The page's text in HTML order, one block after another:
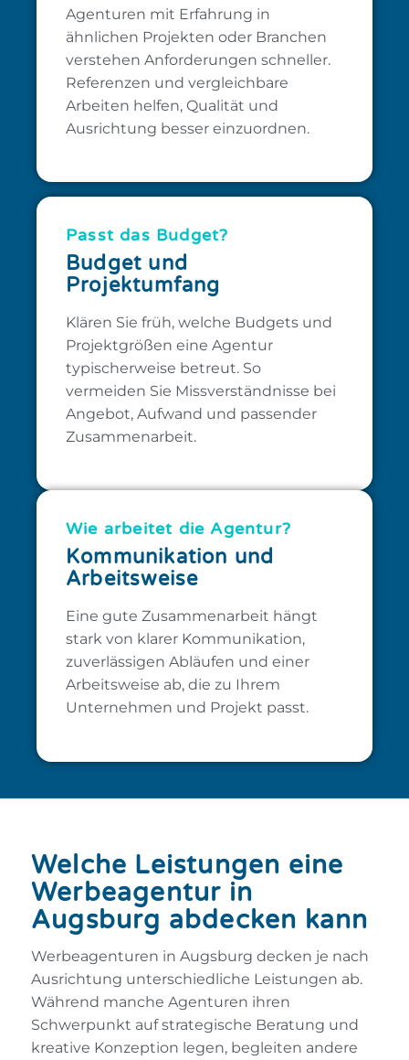
Agenturen mit Erfahrung in
ähnlichen Projekten oder Branchen
verstehen Anforderungen schneller.
Referenzen und vergleichbare
Arbeiten helfen, Qualität und
Ausrichtung besser einzuordnen.
Passt das Budget?​
Budget und
Projektumfang
Klären Sie früh, welche Budgets und
Projektgrößen eine Agentur
typischerweise betreut. So
vermeiden Sie Missverständnisse bei
Angebot, Aufwand und passender
Zusammenarbeit.
Wie arbeitet die Agentur?​
Kommunikation und
Arbeitsweise
Eine gute Zusammenarbeit hängt
stark von klarer Kommunikation,
zuverlässigen Abläufen und einer
Arbeitsweise ab, die zu Ihrem
Unternehmen und Projekt passt.
Welche Leistungen eine
Werbeagentur in
Augsburg abdecken kann
Werbeagenturen in Augsburg decken je nach
Ausrichtung unterschiedliche Leistungen ab.
Während manche Agenturen ihren
Schwerpunkt auf strategische Beratung und
kreative Konzeption legen, begleiten andere